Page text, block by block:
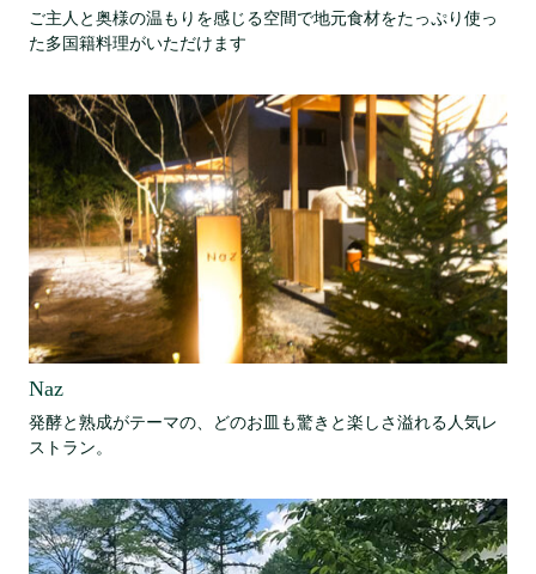
ご主人と奥様の温もりを感じる空間で地元食材をたっぷり使っ
た多国籍料理がいただけます
Naz
発酵と熟成がテーマの、どのお皿も驚きと楽しさ溢れる人気レ
ストラン。